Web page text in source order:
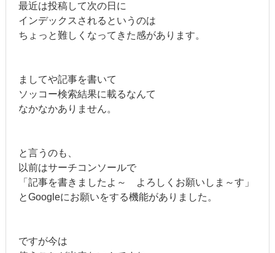
最近は投稿して次の日に
インデックスされるというのは
ちょっと難しくなってきた感があります。
ましてや記事を書いて
ソッコー検索結果に載るなんて
なかなかありません。
と言うのも、
以前はサーチコンソールで
「記事を書きましたよ～ よろしくお願いしま～す」
とGoogleにお願いをする機能がありました。
ですが今は